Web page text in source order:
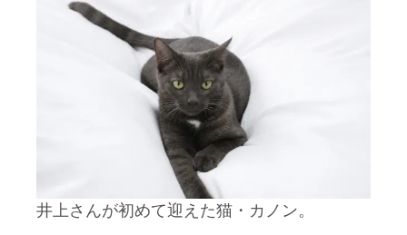
井上さんが初めて迎えた猫・カノン。